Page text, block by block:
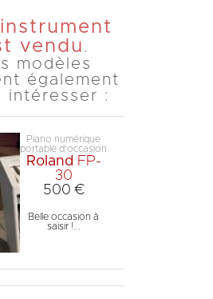
vendu.
modèles
également
intéresser :
Piano numérique
portable d'occasion
Roland FP-
30
500 €
Belle occasion à
saisir !...